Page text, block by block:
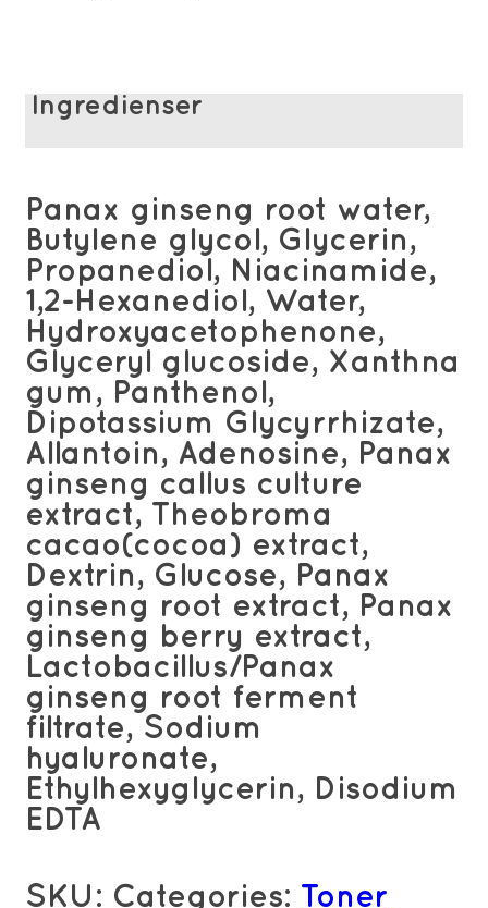
Ingredienser
Panax ginseng root water,
Butylene glycol, Glycerin,
Propanediol, Niacinamide,
1,2-Hexanediol, Water,
Hydroxyacetophenone,
Glyceryl glucoside, Xanthna
gum, Panthenol,
Dipotassium Glycyrrhizate,
Allantoin, Adenosine, Panax
ginseng callus culture
extract, Theobroma
cacao(cocoa) extract,
Dextrin, Glucose, Panax
ginseng root extract, Panax
ginseng berry extract,
Lactobacillus/Panax
ginseng root ferment
filtrate, Sodium
hyaluronate,
Ethylhexyglycerin, Disodium
EDTA
SKU: Categories: Toner